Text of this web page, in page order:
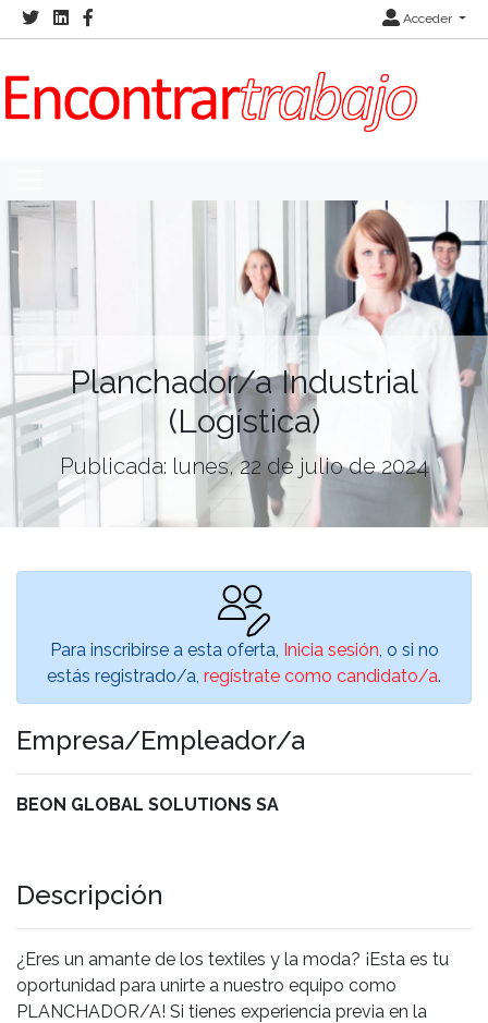
Acceder
Planchador/a Industrial
(Logística)
Publicada: lunes, 22 de julio de 2024
Para inscribirse a esta oferta, Inicia sesión , o si no
estás registrado/a, regístrate como candidato/a.
Empresa/Empleador/a
BEON GLOBAL SOLUTIONS SA
Descripción
¿Eres un amante de los textiles y la moda? ¡Esta es tu
oportunidad para unirte a nuestro equipo como
PLANCHADOR/A! Si tienes experiencia previa en la